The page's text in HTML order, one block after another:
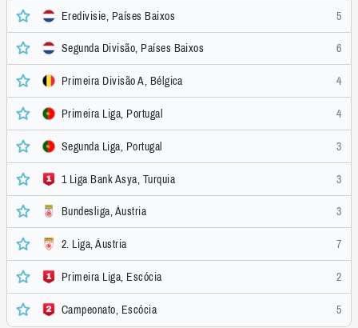
Eredivisie, Países Baixos 5
Segunda Divisão, Países Baixos 6
Primeira Divisão A, Bélgica 4
Primeira Liga, Portugal 4
Segunda Liga, Portugal 3
1 Liga Bank Asya, Turquia 3
Bundesliga, Áustria 3
2. Liga, Áustria 7
Primeira Liga, Escócia 2
Campeonato, Escócia 5